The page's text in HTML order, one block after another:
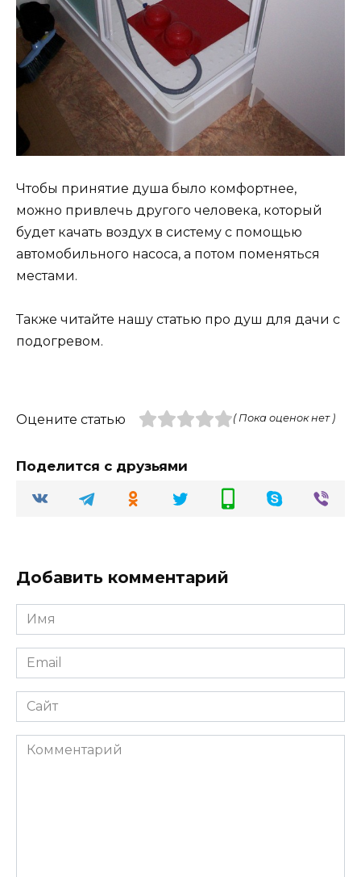
Чтобы принятие душа было комфортнее,
можно привлечь другого человека, который
будет качать воздух в систему с помощью
автомобильного насоса, а потом поменяться
местами.
Также читайте нашу статью про душ для дачи с
подогревом.
Оцените статью ( Пока оценок нет )
Поделится с друзьями
Добавить комментарий
Имя
Email
Сайт
Комментарий